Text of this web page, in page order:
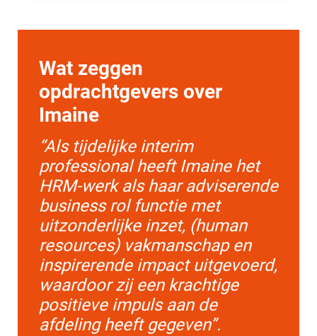
Wat zeggen
opdrachtgevers over
Imaine
“Als tijdelijke interim
professional heeft Imaine het
HRM-werk als haar adviserende
business rol functie met
uitzonderlijke inzet, (human
resources) vakmanschap en
inspirerende impact uitgevoerd,
waardoor zij een krachtige
positieve impuls aan de
afdeling heeft gegeven”.